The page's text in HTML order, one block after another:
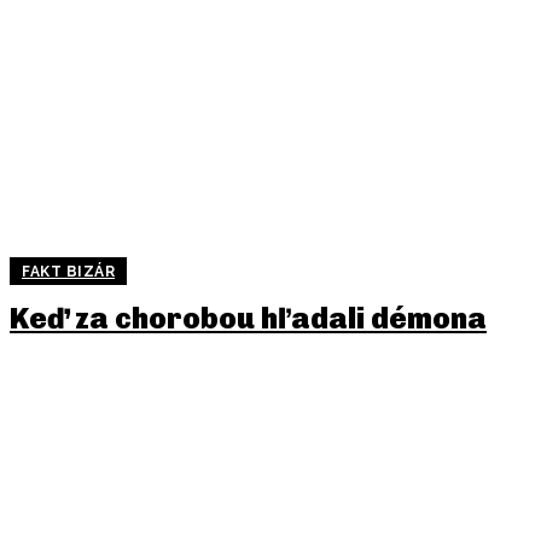
FAKT BIZÁR
Keď za chorobou hľadali démona